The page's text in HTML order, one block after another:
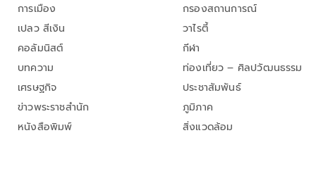
การเมือง
เปลว สีเงิน
คอลัมนิสต์
บทความ
เศรษฐกิจ
ข่าวพระราชสำนัก
หนังสือพิมพ์
กรองสถานการณ์
วาไรตี้
กีฬา
ท่องเที่ยว – ศิลปวัฒนธรรม
ประชาสัมพันธ์
ภูมิภาค
สิ่งแวดล้อม